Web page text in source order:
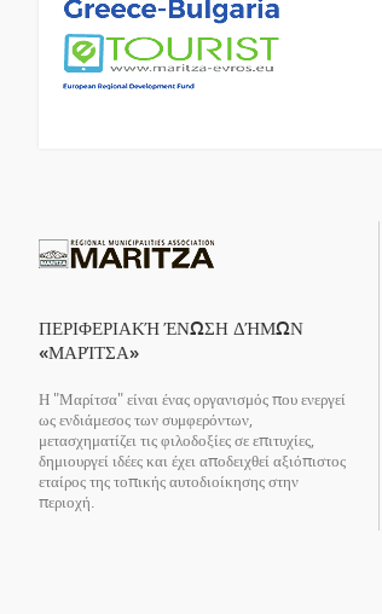
ΠΕΡΙΦΕΡΙΑΚΉ ΈΝΩΣΗ ΔΉΜΩΝ
«ΜΑΡΊΤΣΑ»
Η "Μαρίτσα" είναι ένας οργανισμός που ενεργεί
ως ενδιάμεσος των συμφερόντων,
μετασχηματίζει τις φιλοδοξίες σε επιτυχίες,
δημιουργεί ιδέες και έχει αποδειχθεί αξιόπιστος
εταίρος της τοπικής αυτοδιοίκησης στην
περιοχή.